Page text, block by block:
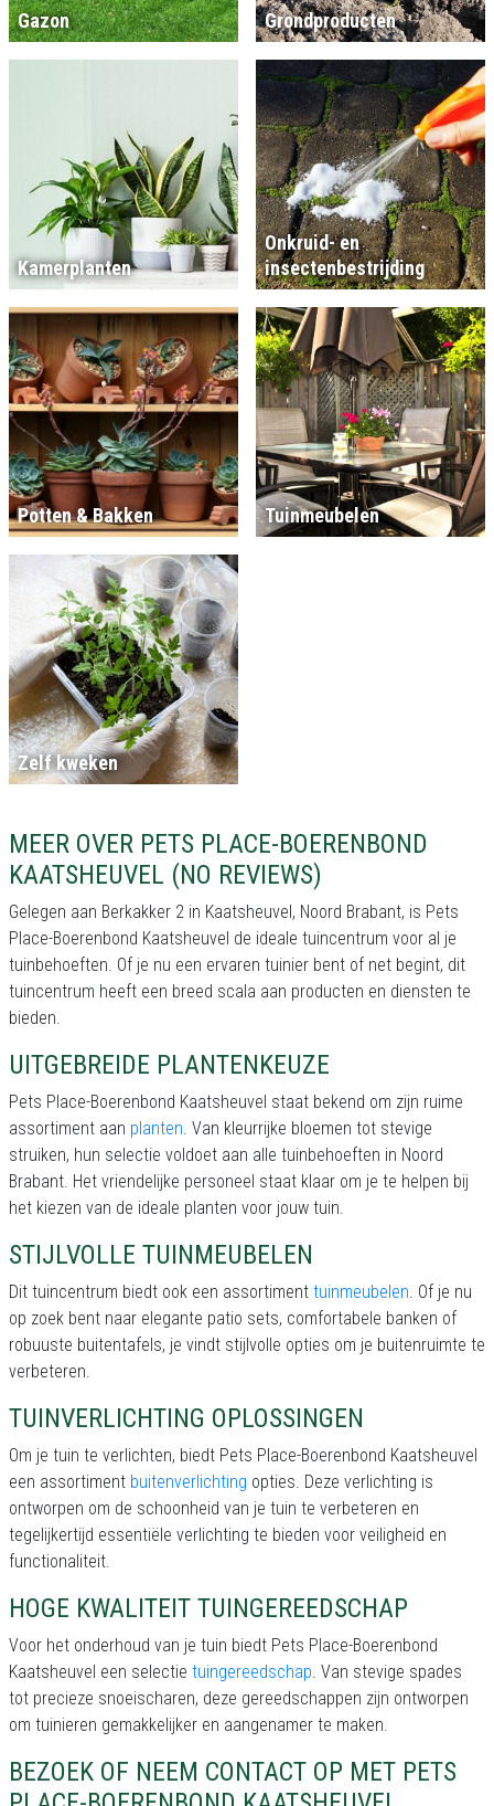
Gazon Grondproducten
Kamerplanten
Onkruid- en
insectenbestrijding
Potten & Bakken Tuinmeubelen
Zelf kweken
MEER OVER PETS PLACE-BOERENBOND
KAATSHEUVEL (NO REVIEWS)
Gelegen aan Berkakker 2 in Kaatsheuvel, Noord Brabant, is Pets
Place-Boerenbond Kaatsheuvel de ideale tuincentrum voor al je
tuinbehoeften. Of je nu een ervaren tuinier bent of net begint, dit
tuincentrum heeft een breed scala aan producten en diensten te
bieden.
UITGEBREIDE PLANTENKEUZE
Pets Place-Boerenbond Kaatsheuvel staat bekend om zijn ruime
assortiment aan planten. Van kleurrijke bloemen tot stevige
struiken, hun selectie voldoet aan alle tuinbehoeften in Noord
Brabant. Het vriendelijke personeel staat klaar om je te helpen bij
het kiezen van de ideale planten voor jouw tuin.
STIJLVOLLE TUINMEUBELEN
Dit tuincentrum biedt ook een assortiment tuinmeubelen. Of je nu
op zoek bent naar elegante patio sets, comfortabele banken of
robuuste buitentafels, je vindt stijlvolle opties om je buitenruimte te
verbeteren.
TUINVERLICHTING OPLOSSINGEN
Om je tuin te verlichten, biedt Pets Place-Boerenbond Kaatsheuvel
een assortiment buitenverlichting opties. Deze verlichting is
ontworpen om de schoonheid van je tuin te verbeteren en
tegelijkertijd essentiële verlichting te bieden voor veiligheid en
functionaliteit.
HOGE KWALITEIT TUINGEREEDSCHAP
Voor het onderhoud van je tuin biedt Pets Place-Boerenbond
Kaatsheuvel een selectie tuingereedschap. Van stevige spades
tot precieze snoeischaren, deze gereedschappen zijn ontworpen
om tuinieren gemakkelijker en aangenamer te maken.
BEZOEK OF NEEM CONTACT OP MET PETS